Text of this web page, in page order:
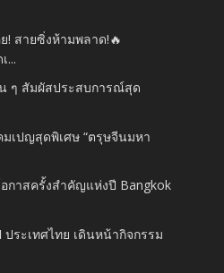
! สายซิ่งห้ามพลาด!🔥
...
ๆ สัมผัสประสบการณ์สุด
มเปญสุดพิเศษ “ตรุษจีนมหา
กาสครั้งสำคัญแห่งปี Bangkok
ประเทศไทย เดินหน้ากิจกรรม